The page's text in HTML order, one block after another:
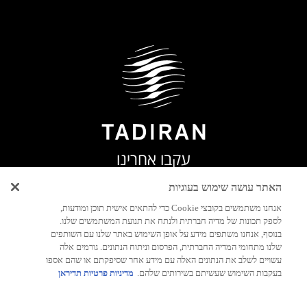
עקבו אחרינו
האתר עושה שימוש בעוגיות
אנחנו משתמשים בקובצי Cookie כדי להתאים אישית תוכן ומודעות,
לספק תכונות של מדיה חברתית ולנתח את תנועת המשתמשים שלנו.
בנוסף, אנחנו משתפים מידע על אופן השימוש באתר שלנו עם השותפים
שלנו מתחומי המדיה החברתית, הפרסום וניתוח הנתונים. גורמים אלה
עשויים לשלב את הנתונים האלה עם מידע אחר שסיפקתם או שהם אספו
בעקבות השימוש שעשיתם בשירותים שלהם. מדיניות פרטיות תדיראן